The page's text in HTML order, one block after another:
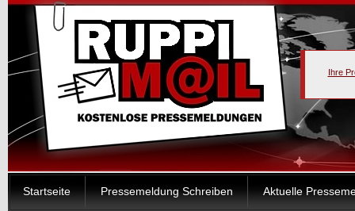
Ihre
Startseite Pressemeldung Schreiben Aktuelle